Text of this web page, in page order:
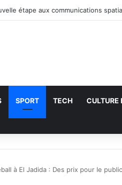
étape aux communications
SPORT TECH CULTURE
à El Jadida : Des prix pour le